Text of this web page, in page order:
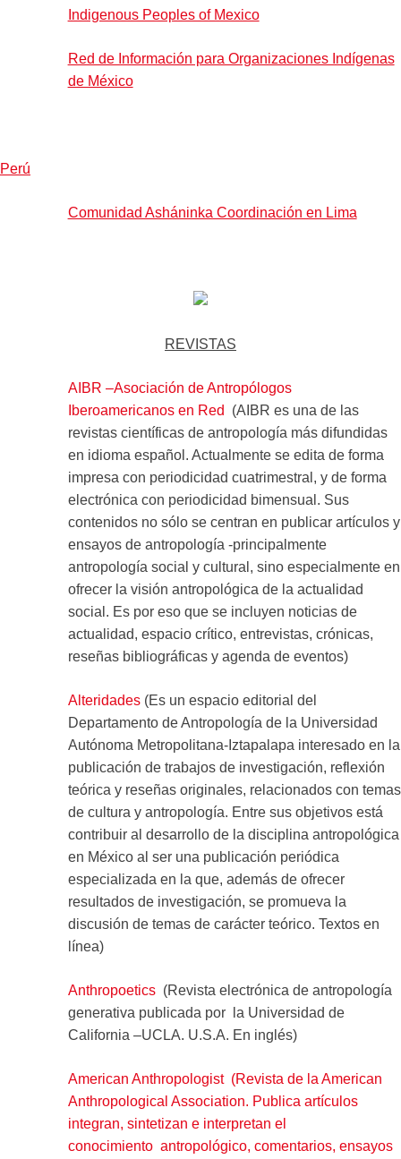
Indigenous Peoples of Mexico
Red de Información para Organizaciones Indígenas
de México
Perú
Comunidad Asháninka Coordinación en Lima
REVISTAS
AIBR –Asociación de Antropólogos
Iberoamericanos en Red (AIBR es una de las
revistas científicas de antropología más difundidas
en idioma español. Actualmente se edita de forma
impresa con periodicidad cuatrimestral, y de forma
electrónica con periodicidad bimensual. Sus
contenidos no sólo se centran en publicar artículos y
ensayos de antropología -principalmente
antropología social y cultural, sino especialmente en
ofrecer la visión antropológica de la actualidad
social. Es por eso que se incluyen noticias de
actualidad, espacio crítico, entrevistas, crónicas,
reseñas bibliográficas y agenda de eventos)
Alteridades(Es un espacio editorial del
Departamento de Antropología de la Universidad
Autónoma Metropolitana-Iztapalapa interesado en la
publicación de trabajos de investigación, reflexión
teórica y reseñas originales, relacionados con temas
de cultura y antropología. Entre sus objetivos está
contribuir al desarrollo de la disciplina antropológica
en México al ser una publicación periódica
especializada en la que, además de ofrecer
resultados de investigación, se promueva la
discusión de temas de carácter teórico. Textos en
línea)
Anthropoetics(Revista electrónica de antropología
generativa publicada por la Universidad de
California –UCLA. U.S.A. En inglés)
American Anthropologist (Revista de la American
Anthropological Association. Publica artículos
integran, sintetizan e interpretan el
conocimiento antropológico, comentarios, ensayos